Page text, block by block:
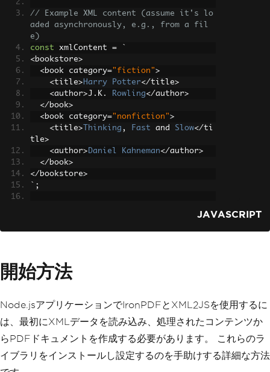
  console
log(
'Parsed XML to JavaScrip
t object with options:'
, result
});
// Example XML content (assume it's lo
aded asynchronously, e.g., from a fil
e)
const xmlContent =
`
<bookstore>
<book category="fiction">
<title> Harry Potter</title>
<author>J . K . Rowling</author>
</ book>
<book category="nonfiction">
<title> Thinking , Fast and Slow</ti
tle>
<author> Daniel Kahneman</author>
</ book>
</ bookstore>
`;
();
try
{
const
    console
. (
'Parsed XML to JavaScr
ipt object (async):'
result);
}
catch (err )
{
    console
. error('Error parsing XML
(async):'
err );
}
JAVASCRIPT
開始方法
Node.jsアプリケーションでIronPDFとXML2JSを使用するに
は、最初にXMLデータを読み込み、処理されたコンテンツか
らPDFドキュメントを作成する必要があります。 これらのラ
イブラリをインストールし設定するのを手助けする詳細な方法